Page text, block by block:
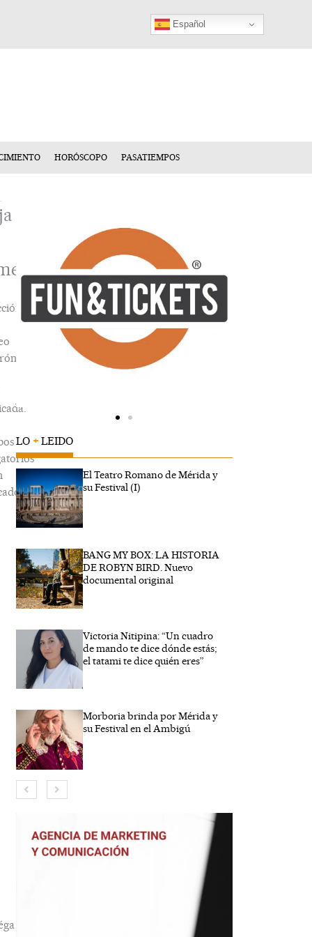
Español
HORÓSCOPO PASATIEMPOS
LO +LEIDO
El Teatro Romano de Mérida y
su Festival (I)
BANG MY BOX: LA HISTORIA
DE ROBYN BIRD. Nuevo
documental original
Victoria Nitipina: “Un cuadro
de mando te dice dónde estás;
el tatami te dice quién eres”
Morboria brinda por Mérida y
su Festival en el Ambigú